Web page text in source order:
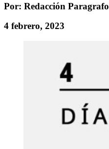
Por: Redacción Paragrafo
4 febrero, 2023